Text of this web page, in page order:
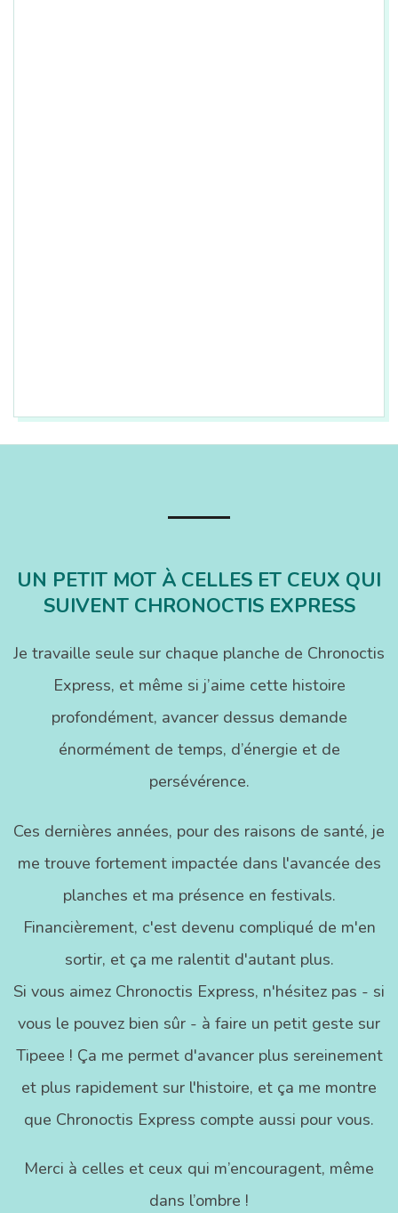
UN PETIT MOT À CELLES ET CEUX QUI
SUIVENT CHRONOCTIS EXPRESS
Je travaille seule sur chaque planche de Chronoctis
Express, et même si j’aime cette histoire
profondément, avancer dessus demande
énormément de temps, d’énergie et de
persévérence.
Ces dernières années, pour des raisons de santé, je
me trouve fortement impactée dans l'avancée des
planches et ma présence en festivals.
Financièrement, c'est devenu compliqué de m'en
sortir, et ça me ralentit d'autant plus.
Si vous aimez Chronoctis Express, n'hésitez pas - si
vous le pouvez bien sûr - à faire un petit geste sur
Tipeee ! Ça me permet d'avancer plus sereinement
et plus rapidement sur l'histoire, et ça me montre
que Chronoctis Express compte aussi pour vous.
Merci à celles et ceux qui m’encouragent, même
dans l’ombre !